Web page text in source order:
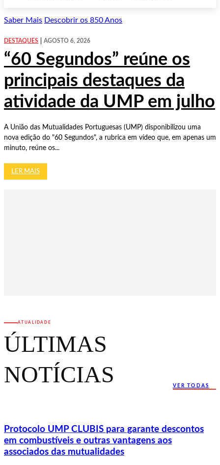
Saber Mais Descobrir os 850 Anos
DESTAQUES AGOSTO 6, 2026
“60 Segundos” reúne os
principais destaques da
atividade da UMP em julho
A União das Mutualidades Portuguesas (UMP) disponibilizou uma
nova edição do "60 Segundos", a rubrica em vídeo que, em apenas um
minuto, reúne os...
LER MAIS
ATUALIDADE
ÚLTIMAS
NOTÍCIAS
VER TODAS
Protocolo UMP CLUBIS para garante descontos
em combustíveis e outras vantagens aos
associados das mutualidades